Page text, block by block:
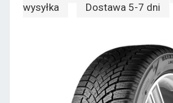
wysyłka
Dostawa 5-7 dni